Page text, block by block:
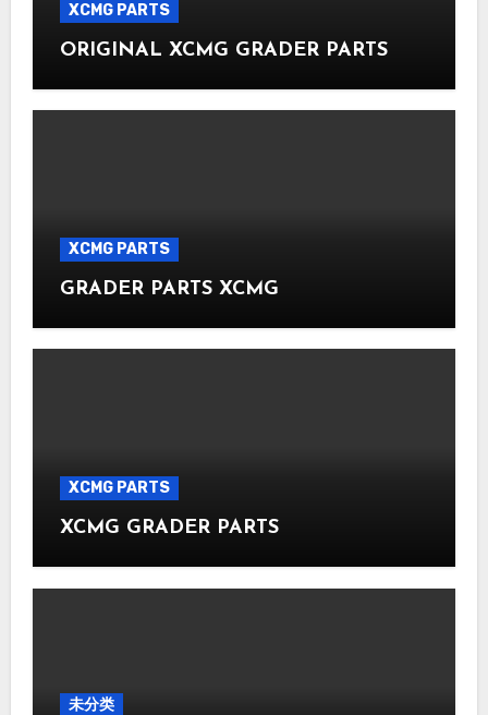
XCMG PARTS
ORIGINAL XCMG GRADER PARTS
XCMG PARTS
GRADER PARTS XCMG
XCMG PARTS
XCMG GRADER PARTS
未分类